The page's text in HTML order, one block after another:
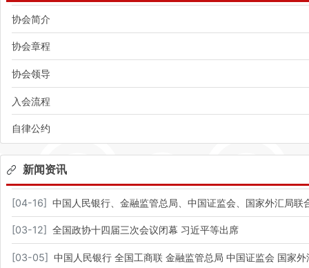
协会简介
协会章程
协会领导
入会流程
自律公约
新闻资讯
[04-16] 中国人民银行、金融监管总局、中国证监会、国家外汇局联
[03-12] 全国政协十四届三次会议闭幕 习近平等出席​
[03-05] 中国人民银行 全国工商联 金融监管总局 中国证监会 国家